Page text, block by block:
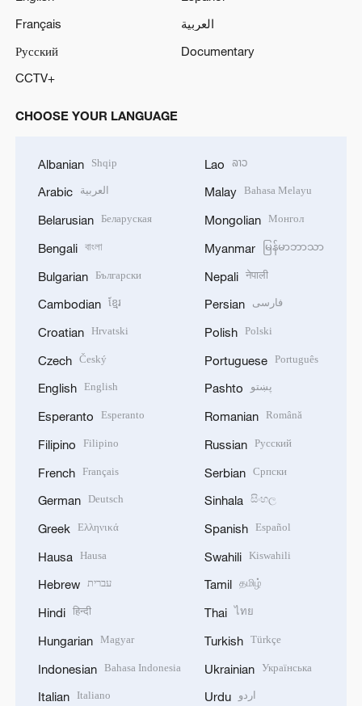
Français
العربية
Русский
Documentary
CCTV+
CHOOSE YOUR LANGUAGE
Albanian Shqip
Arabic العربية
Belarusian Беларуская
Bengali বাংলা
Bulgarian Български
Cambodian ខ្មែរ
Croatian Hrvatski
Czech Český
English English
Esperanto Esperanto
Filipino Filipino
French Français
German Deutsch
Greek Ελληνικά
Hausa Hausa
Hebrew עברית
Hindi हिन्दी
Hungarian Magyar
Indonesian Bahasa Indonesia
Italian Italiano
Lao ລາວ
Malay Bahasa Melayu
Mongolian Монгол
Myanmar မြန်မာဘာသာ
Nepali नेपाली
Persian فارسی
Polish Polski
Portuguese Português
Pashto پښتو
Romanian Română
Russian Русский
Serbian Српски
Sinhala සිංහල
Spanish Español
Swahili Kiswahili
Tamil தமிழ்
Thai ไทย
Turkish Türkçe
Ukrainian Українська
Urdu اردو